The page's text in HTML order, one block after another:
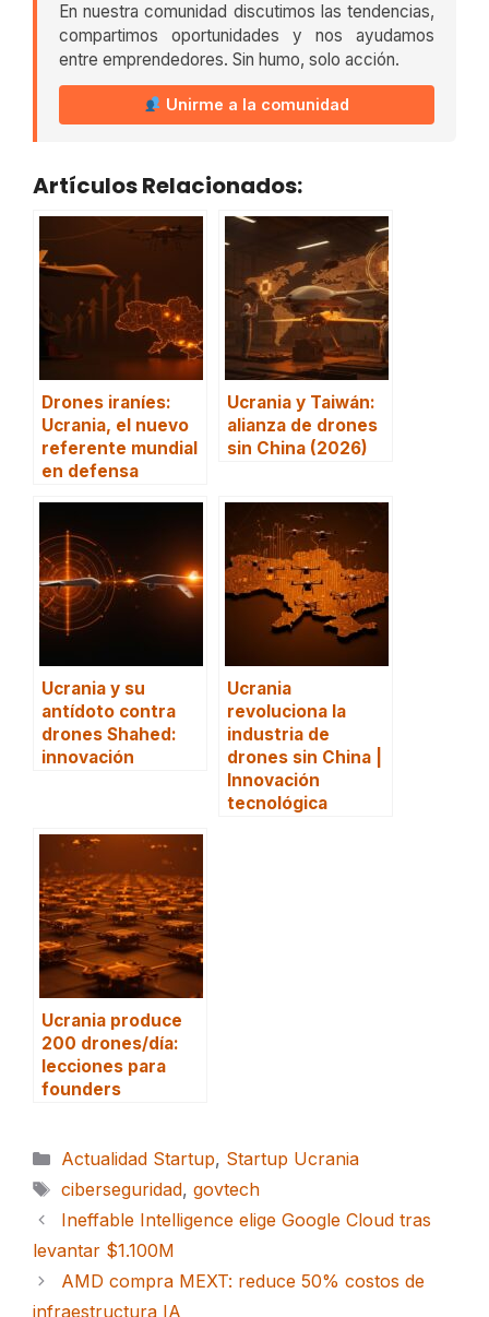
En nuestra comunidad discutimos las tendencias,
compartimos oportunidades y nos ayudamos
entre emprendedores. Sin humo, solo acción.
Unirme a la comunidad
Artículos Relacionados:
Drones iraníes:
Ucrania, el nuevo
referente mundial
en defensa
Ucrania y Taiwán:
alianza de drones
sin China (2026)
Ucrania y su
antídoto contra
drones Shahed:
innovación
Ucrania
revoluciona la
industria de
drones sin China |
Innovación
tecnológica
Ucrania produce
200 drones/día:
lecciones para
founders
Categorías
Actualidad Startup, Startup Ucrania
Etiquetas
ciberseguridad, govtech
Ineffable Intelligence elige Google Cloud tras
levantar $1.100M
AMD compra MEXT: reduce 50% costos de
infraestructura IA